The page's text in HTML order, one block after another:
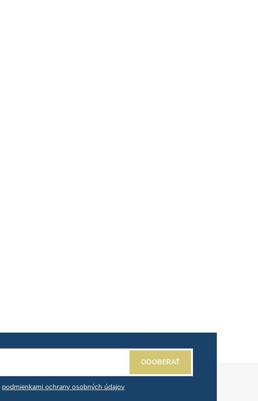
podmienkami ochrany osobných údajov
ODOBERAŤ